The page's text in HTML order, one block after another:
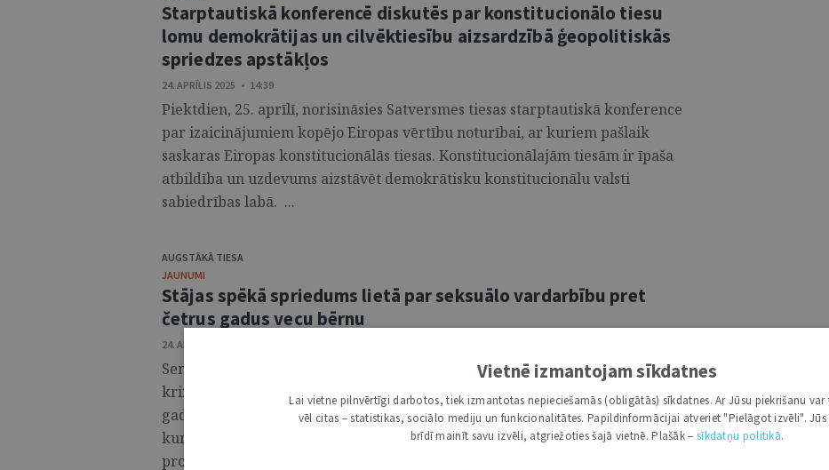
Starptautiskā konferencē diskutēs par konstitucionālo tiesu
lomu demokrātijas un cilvēktiesību aizsardzībā ģeopolitiskās
spriedzes apstākļos
24. APRĪLIS 2025 • 14:39
Piektdien, 25. aprīlī, norisināsies Satversmes tiesas starptautiskā konference
par izaicinājumiem kopējo Eiropas vērtību noturībai, ar kuriem pašlaik
saskaras Eiropas konstitucionālās tiesas. Konstitucionālajām tiesām ir īpaša
atbildība un uzdevums aizstāvēt demokrātisku konstitucionālu valsti
sabiedrības labā. ...
AUGSTĀKĀ TIESA
JAUNUMI
Stājas spēkā spriedums lietā par seksuālo vardarbību pret
četrus gadus vecu bērnu
24. APRĪLIS 2025 • 14:37
Senāta Krimināllietu departaments atteicies ierosināt kasācijas tiesvedību
krimināllietā, kurā kāds vīrietis apsūdzēts seksuālajā vardarbībā pret četrus
gadus vecu bērnu. Attiecīgi spēkā stājies Rīgas apgabaltiesas spriedums, ar
kuru vīrietim piespriesta brīvības atņemšana uz 15 gadiem, kā arī
probācijas uzraudzība uz pieciem gadiem. ...
Vietnē izmantojam sīkdatnes
Lai vietne pilnvērtīgi darbotos, tiek izmantotas nepieciešamās (obligātās) sīkdatnes. Ar Jūsu piekrišanu
vēl citas – statistikas, sociālo mediju un funkcionalitātes. Papildinformācijai atveriet "Pielāgot izvēli". Jūs
brīdī mainīt savu izvēli, atgriežoties šajā vietnē. Plašāk – sīkdatņu politikā.